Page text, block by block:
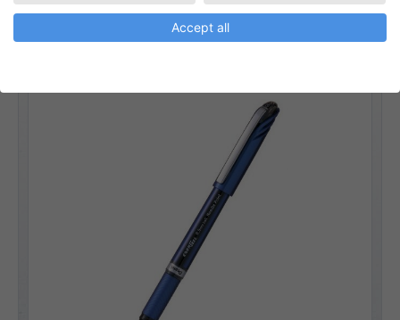
EnerGel needlepoint med huv
Accept all